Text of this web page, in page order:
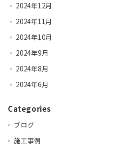
2024年12月
2024年11月
2024年10月
2024年9月
2024年8月
2024年6月
Categories
ブログ
施工事例